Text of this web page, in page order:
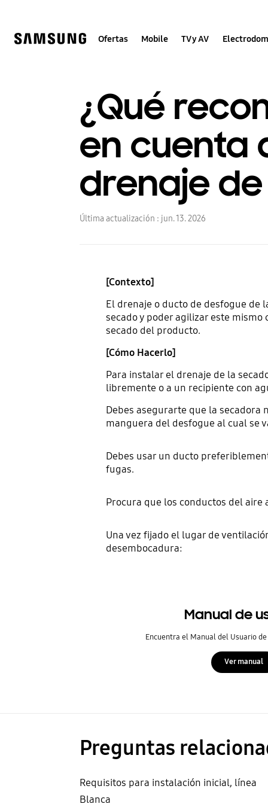
Ofertas Mobile TV y AV
¿Qué
en cuenta
drenaje
Última actualización : jun. 13. 2026
[Contexto]
El drenaje o ducto de desfogue de
secado y poder agilizar este
secado del producto.
[Cómo Hacerlo]
Para instalar el drenaje de la
libremente o a un recipiente con
Debes asegurarte que la secadora
manguera del desfogue al cual se
Debes usar un ducto
fugas.
Procura que los conductos del
Una vez fijado el lugar de
desembocadura:
Manual de
Encuentra el Manual del Usuario
Ver manual
Preguntas
Requisitos para instalación inicial, línea
Blanca